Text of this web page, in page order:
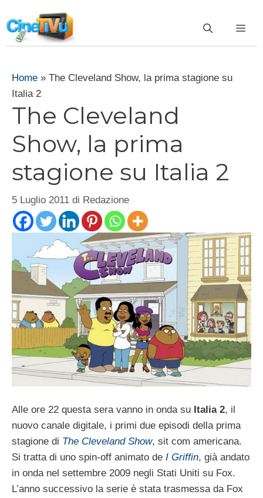
al
contenuto
Home » The Cleveland Show, la prima stagione su
Italia 2
The Cleveland
Show, la prima
stagione su Italia 2
5 Luglio 2011 di Redazione
Alle ore 22 questa sera vanno in onda su Italia 2, il
nuovo canale digitale, i primi due episodi della prima
stagione di The Cleveland Show, sit com americana.
Si tratta di uno spin-off animato de I Griffin, già andato
in onda nel settembre 2009 negli Stati Uniti su Fox.
L’anno successivo la serie è stata trasmessa da Fox